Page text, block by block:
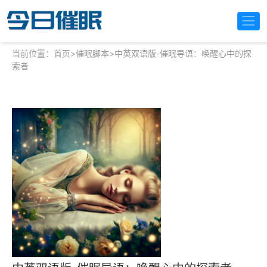
当前位置： 首页>催眠脚本>中英双语版-催眠导语：唤醒心中的探
索者